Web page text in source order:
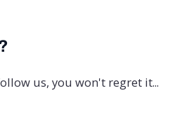
us, you won't regret it...